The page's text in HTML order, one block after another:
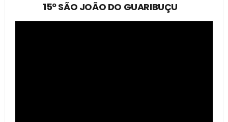
15º SÃO JOÃO DO GUARIBUÇU